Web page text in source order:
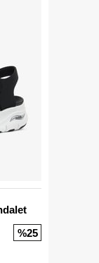
%25